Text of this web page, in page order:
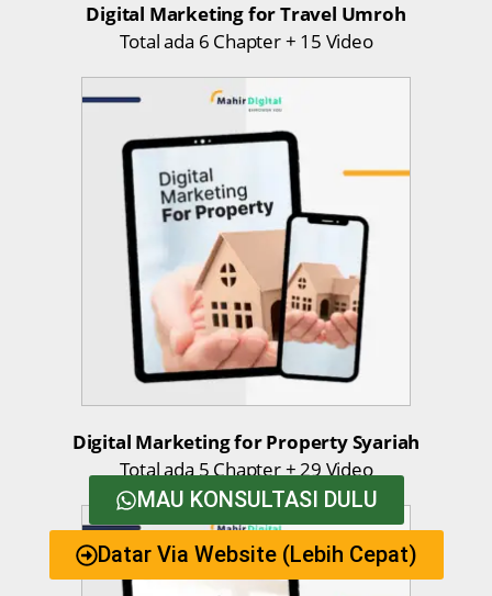
Digital Marketing for Travel Umroh
Total ada 6 Chapter + 15 Video
Digital Marketing for Property Syariah
Total ada 5 Chapter + 29 Video
MAU KONSULTASI DULU
Datar Via Website (Lebih Cepat)